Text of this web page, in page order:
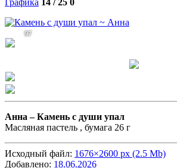
Графика 14 / 25 0
97
Анна –Камень с души упал
Масляная пастель , бумага 26 г
Исходный файл: 1676×2600 px (2.5 Mb)
Добавлено: 18.06.2026